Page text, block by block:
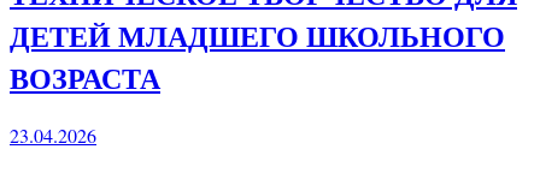
ДЕТЕЙ МЛАДШЕГО ШКОЛЬНОГО
ВОЗРАСТА
23.04.2026